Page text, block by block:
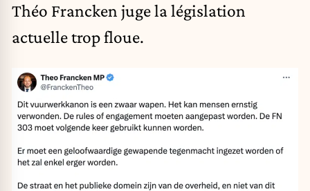
Théo Francken juge la législation
actuelle trop floue.